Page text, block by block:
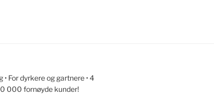
For dyrkere og gartnere • 4
000 fornøyde kunder!